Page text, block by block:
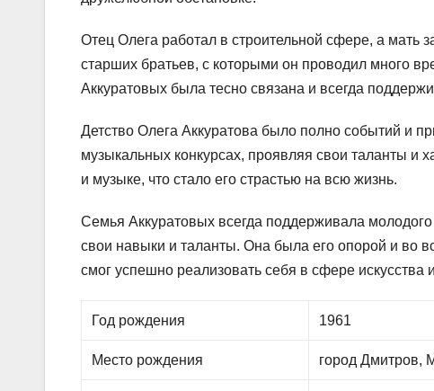
Отец Олега работал в строительной сфере, а
старших братьев, с которыми он проводил много
Аккуратовых была тесно связана и всегда
Детство Олега Аккуратова было полно событий и
музыкальных конкурсах, проявляя свои таланты и
и музыке, что стало его страстью на всю жизнь.
Семья Аккуратовых всегда поддерживала
свои навыки и таланты. Она была его опорой и во
смог успешно реализовать себя в сфере искусства
Год рождения 1961
Место рождения город Дмитров,